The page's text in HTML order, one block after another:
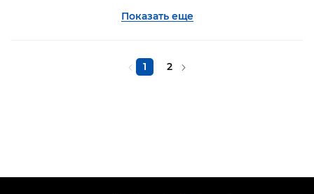
Показать еще
1 2